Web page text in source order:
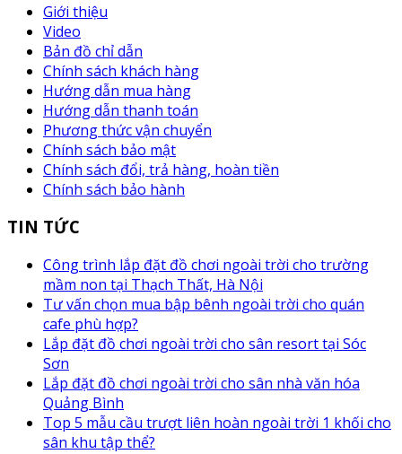
Giới thiệu
Video
Bản đồ chỉ dẫn
Chính sách khách hàng
Hướng dẫn mua hàng
Hướng dẫn thanh toán
Phương thức vận chuyển
Chính sách bảo mật
Chính sách đổi, trả hàng, hoàn tiền
Chính sách bảo hành
TIN TỨC
Công trình lắp đặt đồ chơi ngoài trời cho trường
mầm non tại Thạch Thất, Hà Nội
Tư vấn chọn mua bập bênh ngoài trời cho quán
cafe phù hợp?
Lắp đặt đồ chơi ngoài trời cho sân resort tại Sóc
Sơn
Lắp đặt đồ chơi ngoài trời cho sân nhà văn hóa
Quảng Bình
Top 5 mẫu cầu trượt liên hoàn ngoài trời 1 khối cho
sân khu tập thể?